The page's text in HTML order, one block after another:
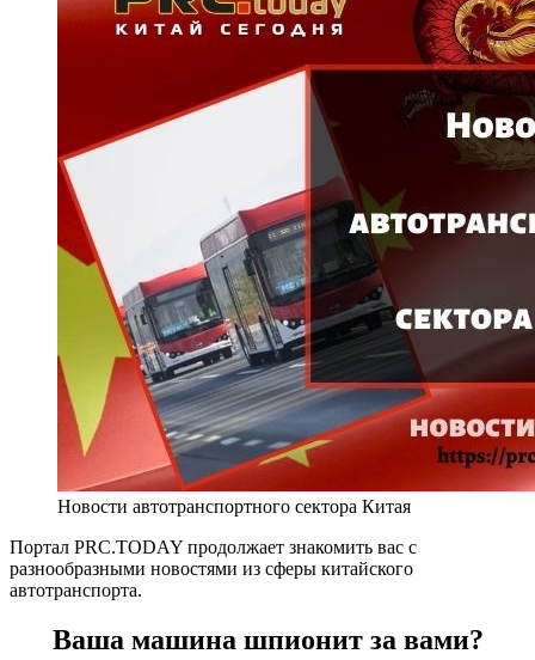
Новости автотранспортного сектора Китая
Портал PRC.TODAY продолжает знакомить вас с
разнообразными новостями из сферы китайского
автотранспорта.
Ваша машина шпионит за вами?